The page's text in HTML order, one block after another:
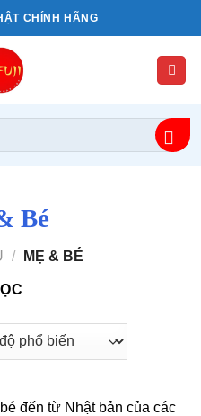
CHÍNH HÃNG
Bé
/ MẸ & BÉ
đến từ Nhật bản của các